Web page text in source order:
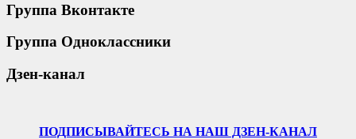
Группа Вконтакте
Группа Одноклассники
Дзен-канал
ПОДПИСЫВАЙТЕСЬ НА НАШ ДЗЕН-КАНАЛ